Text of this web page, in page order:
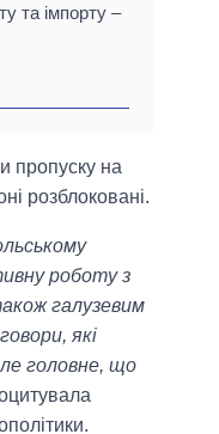
та імпорту –
пропуску на
розблоковані.
роботу з
галузевим
які
головне, що